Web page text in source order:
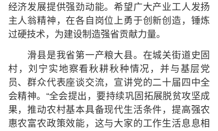
经济发展提供强劲动能。希望广大产业工人发扬
主人翁精神，在各自岗位上勇于创新创造，锤炼
过硬技术，为建设制造强省贡献力量。
滑县是我省第一产粮大县。在城关街道史固
村，刘宁实地察看秋耕秋种情况，并与基层党
员、群众代表座谈交流，宣讲党的二十届四中全
会精神。“全会提出，要持续巩固拓展脱贫攻坚成
果，推动农村基本具备现代生活条件，提高强农
惠农富农政策效能，这与大家的工作生活息息相